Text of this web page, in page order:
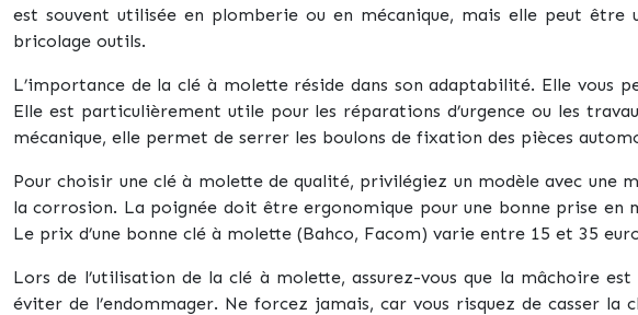
est souvent utilisée en plomberie ou en mécanique, mais elle peut être
bricolage outils.
L’importance de la clé à molette réside dans son adaptabilité. Elle vous
Elle est particulièrement utile pour les réparations d’urgence ou les
mécanique, elle permet de serrer les boulons de fixation des pièces
Pour choisir une clé à molette de qualité, privilégiez un modèle avec
la corrosion. La poignée doit être ergonomique pour une bonne prise en
Le prix d’une bonne clé à molette (Bahco, Facom) varie entre 15 et 35
Lors de l’utilisation de la clé à molette, assurez-vous que la mâchoire
éviter de l’endommager. Ne forcez jamais, car vous risquez de casser